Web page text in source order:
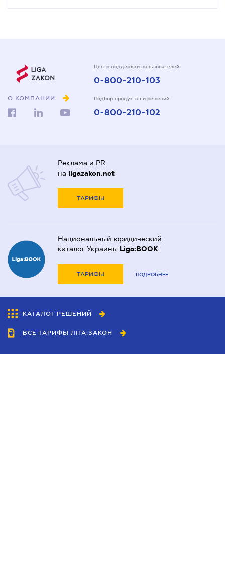
О КОМПАНИИ
Центр поддержки пользователей
0-800-210-103
Подбор продуктов и решений
0-800-210-102
Реклама и PR
на ligazakon.net
ТАРИФЫ
Национальный юридический
каталог Украины Liga:BOOK
ТАРИФЫ ПОДРОБНЕЕ
КАТАЛОГ РЕШЕНИЙ
ВСЕ ТАРИФЫ ЛІГА:ЗАКОН